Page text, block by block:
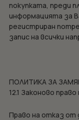
покупката, преди
информацията за
регистриран
запис на всички
ПОЛИТИКА ЗА
12.1 Законово
Право на отказ от